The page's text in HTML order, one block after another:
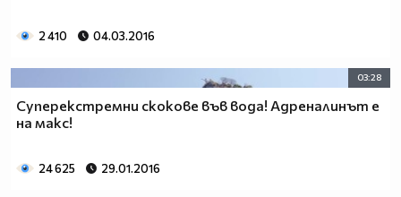
2 410 04.03.2016
03:28
Суперекстремни скокове във вода! Адреналинът е
на макс!
24 625 29.01.2016